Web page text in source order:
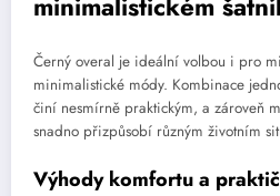
Černý overal je ideální volbou i pro
minimalistické módy. Kombinace
činí nesmírně praktickým, a zároveň
snadno přizpůsobí různým životním
Výhody komfortu a